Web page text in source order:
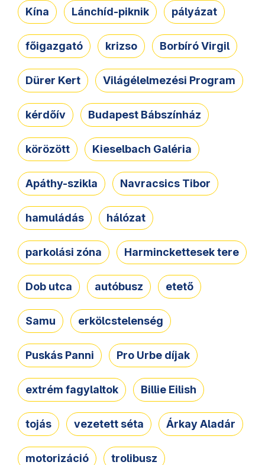
Kína Lánchíd-piknik pályázat
főigazgató krizso Borbíró Virgil
Dürer Kert Világélelmezési Program
kérdőív Budapest Bábszínház
körözött Kieselbach Galéria
Apáthy-szikla Navracsics Tibor
hamuládás hálózat
parkolási zóna Harminckettesek tere
Dob utca autóbusz etető
Samu erkölcstelenség
Puskás Panni Pro Urbe díjak
extrém fagylaltok Billie Eilish
tojás vezetett séta Árkay Aladár
motorizáció trolibusz